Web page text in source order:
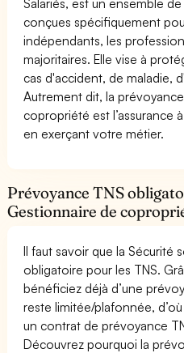
conçues spécifiquement
indépendants, les
majoritaires. Elle vise à
cas d'accident, de maladie,
Autrement dit, la
copropriété est l’assurance
en exerçant votre métier.
Prévoyance TNS
Gestionnaire de
Il faut savoir que la Sécurité
obligatoire pour les TNS.
bénéficiez déjà d’une
reste limitée/plafonnée,
un contrat de prévoyance
Découvrez pourquoi la